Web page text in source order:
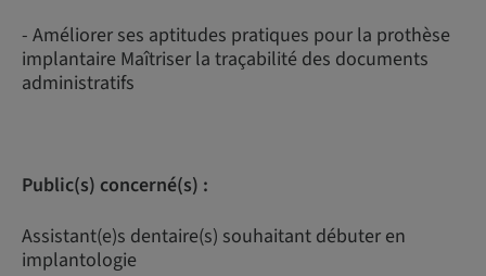
- Améliorer ses aptitudes pratiques pour la prothèse
implantaire Maîtriser la traçabilité des documents
administratifs
Public(s) concerné(s) :
Assistant(e)s dentaire(s) souhaitant débuter en
implantologie